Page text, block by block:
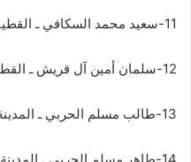
11-سعيد محمد السكافي ـ القطيف
12-سلمان أمين آل قريش ـ القطيف
13-طالب مسلم الحربي ـ المدينة المنوّرة